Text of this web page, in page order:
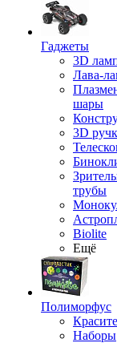
Гаджеты
3D
Лава-
шары
3D
трубы
Biolite
Ещё
Полиморфус
Наборы